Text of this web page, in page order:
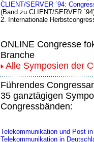
CLIENT/SERVER ´94:
(Band zu CLIENT/SERVER
2. Internationale
ONLINE Congresse
Branche
Alle Symposien der
Führendes
35 ganztägigen
Congressbänden:
Telekommunikation und Post
Telekommunikation in